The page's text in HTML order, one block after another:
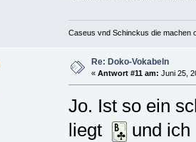
Caseus vnd Schinckus die machen
Re: Doko-Vokabeln
« Antwort #11 am: Juni 25,
Jo. Ist so ein
liegt
und